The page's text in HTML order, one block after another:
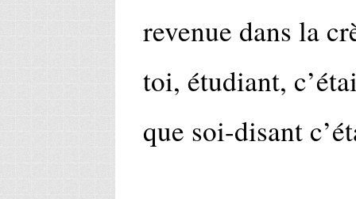
revenue dans la
toi, étudiant,
que soi-disant